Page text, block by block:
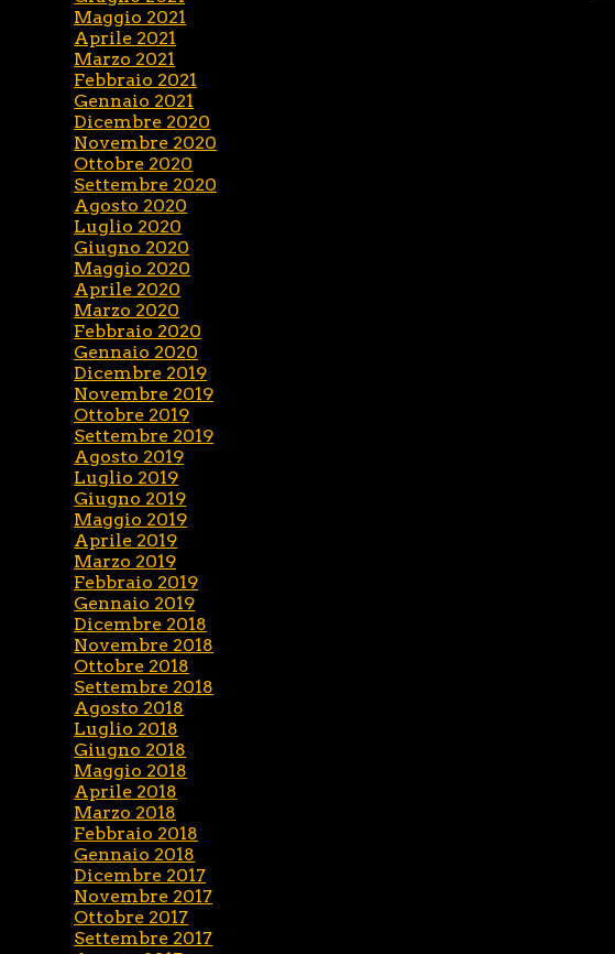
Maggio 2021
Aprile 2021
Marzo 2021
Febbraio 2021
Gennaio 2021
Dicembre 2020
Novembre 2020
Ottobre 2020
Settembre 2020
Agosto 2020
Luglio 2020
Giugno 2020
Maggio 2020
Aprile 2020
Marzo 2020
Febbraio 2020
Gennaio 2020
Dicembre 2019
Novembre 2019
Ottobre 2019
Settembre 2019
Agosto 2019
Luglio 2019
Giugno 2019
Maggio 2019
Aprile 2019
Marzo 2019
Febbraio 2019
Gennaio 2019
Dicembre 2018
Novembre 2018
Ottobre 2018
Settembre 2018
Agosto 2018
Luglio 2018
Giugno 2018
Maggio 2018
Aprile 2018
Marzo 2018
Febbraio 2018
Gennaio 2018
Dicembre 2017
Novembre 2017
Ottobre 2017
Settembre 2017